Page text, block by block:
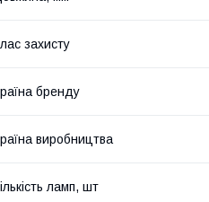
захисту
бренду
виробництва
ламп, шт